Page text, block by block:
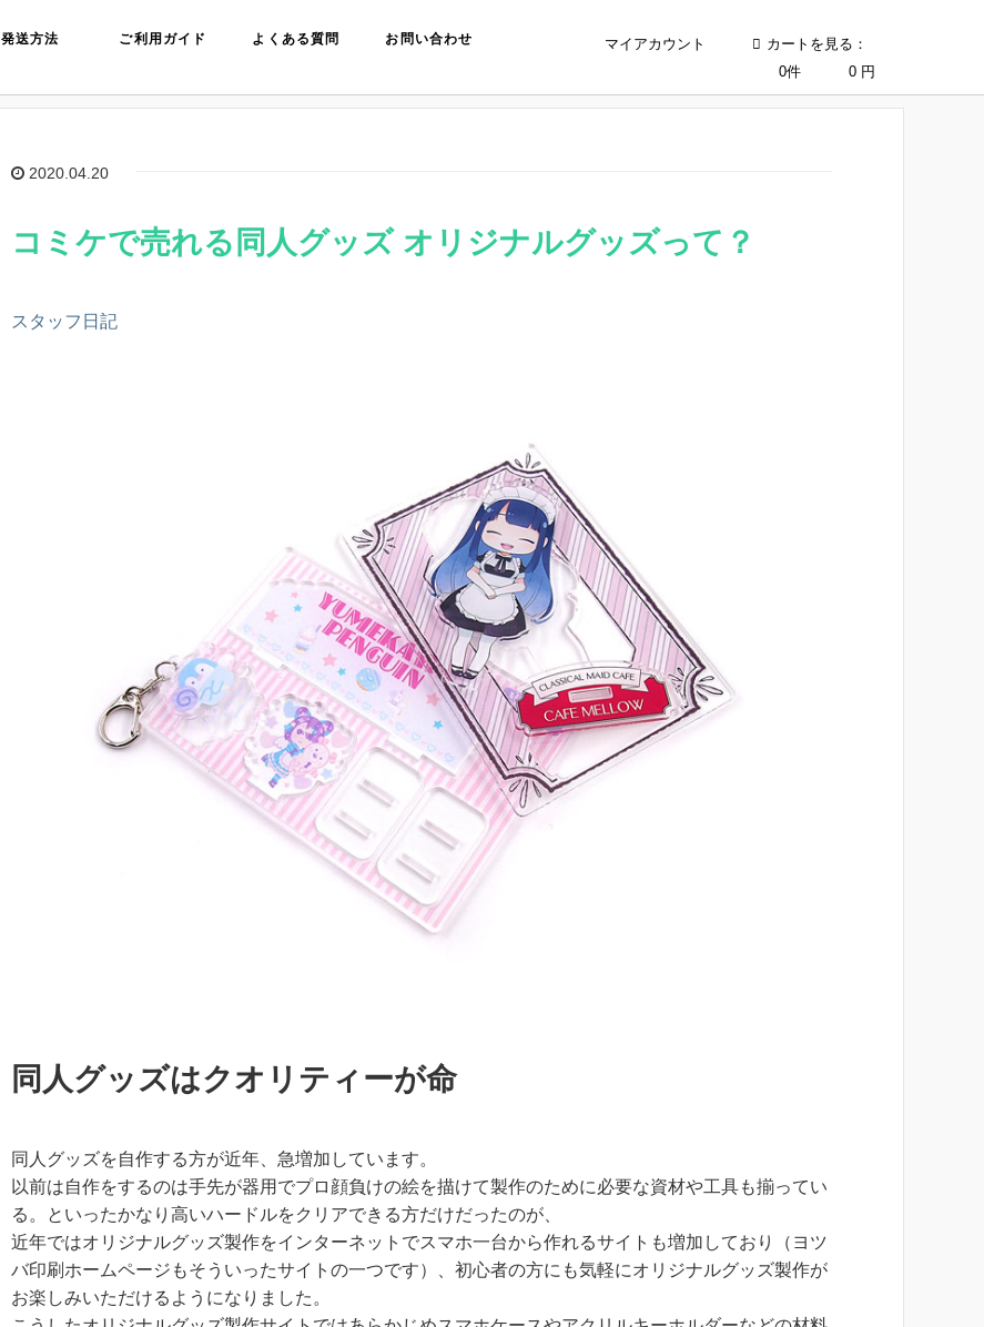
発送方法 ご利用ガイド よくある質問 お問い合わせ マイアカウント
カートを見る：
0件
0 円
2020.04.20
コミケで売れる同人グッズ オリジナルグッズって？
スタッフ日記
同人グッズはクオリティーが命
同人グッズを自作する方が近年、急増加しています。
以前は自作をするのは手先が器用でプロ顔負けの絵を描けて製作のために必要な資材や工具も揃ってい
る。といったかなり高いハードルをクリアできる方だけだったのが、
近年ではオリジナルグッズ製作をインターネットでスマホ一台から作れるサイトも増加しており（ヨツ
バ印刷ホームページもそういったサイトの一つです）、初心者の方にも気軽にオリジナルグッズ製作が
お楽しみいただけるようになりました。